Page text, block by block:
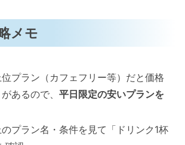
メモ
プラン（カフェフリー等）だと価格
あるので、平日限定の安いプランを
プラン名・条件を見て「ドリンク1杯